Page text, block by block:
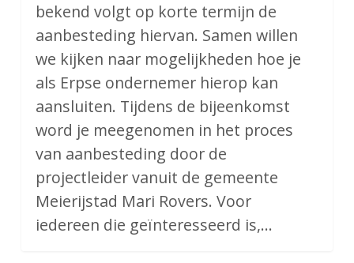
bekend volgt op korte termijn de
aanbesteding hiervan. Samen willen
we kijken naar mogelijkheden hoe je
als Erpse ondernemer hierop kan
aansluiten. Tijdens de bijeenkomst
word je meegenomen in het proces
van aanbesteding door de
projectleider vanuit de gemeente
Meierijstad Mari Rovers. Voor
iedereen die geïnteresseerd is,…